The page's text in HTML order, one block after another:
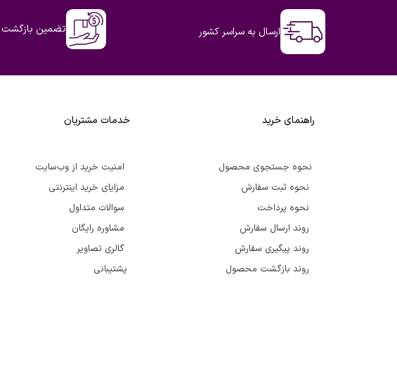
ارسال به سراسر کشور تضمین
راهنمای خرید
نحوه جستجوی محصول
نحوه ثبت سفارش
نحوه پرداخت
روند ارسال سفارش
روند پیگیری سفارش
روند بازگشت محصول
خدمات مشتریان
امنیت خرید از وب‌سایت
مزایای خرید اینترنتی
سوالات متداول
مشاوره رایگان
گالری تصاویر
پشتیبانی